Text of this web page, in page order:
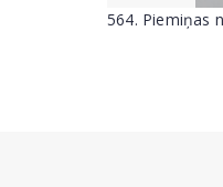
564. Piemiņas